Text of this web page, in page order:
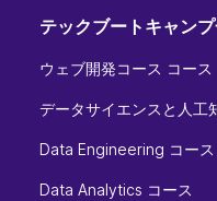
テックブートキャン
ウェブ開発コース コース
データサイエンスと人工
Data Engineering コース
Data Analytics コース